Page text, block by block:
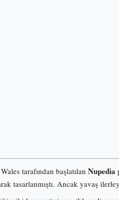
tarafından başlatılan Nupedia
tasarlanmıştı. Ancak yavaş